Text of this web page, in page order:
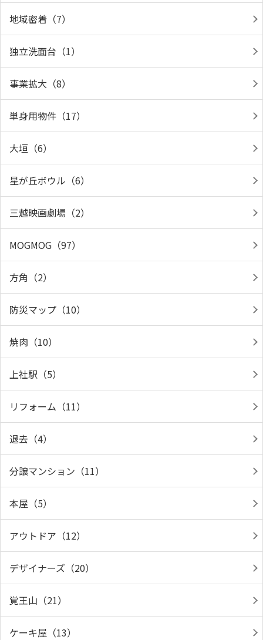
地域密着（7）
独立洗面台（1）
事業拡大（8）
単身用物件（17）
大垣（6）
星が丘ボウル（6）
三越映画劇場（2）
MOGMOG（97）
方角（2）
防災マップ（10）
焼肉（10）
上社駅（5）
リフォーム（11）
退去（4）
分譲マンション（11）
本屋（5）
アウトドア（12）
デザイナーズ（20）
覚王山（21）
ケーキ屋（13）